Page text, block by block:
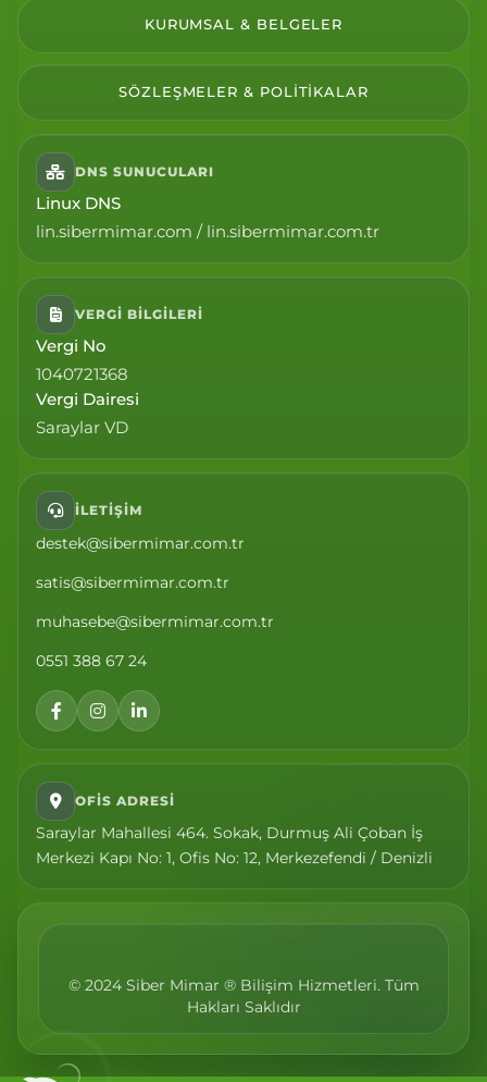
KURUMSAL & BELGELER
SÖZLEŞMELER & POLITIKALAR
DNS SUNUCULARI
Linux DNS
lin.sibermimar.com / lin.sibermimar.com.tr
VERGI BILGILERI
Vergi No
1040721368
Vergi Dairesi
Saraylar VD
İLETIŞIM
destek@sibermimar.com.tr
satis@sibermimar.com.tr
muhasebe@sibermimar.com.tr
0551 388 67 24
OFIS ADRESI
Saraylar Mahallesi 464. Sokak, Durmuş Ali Çoban İş
Merkezi Kapı No: 1, Ofis No: 12, Merkezefendi / Denizli
© 2024 Siber Mimar ® Bilişim Hizmetleri. Tüm
Hakları Saklıdır